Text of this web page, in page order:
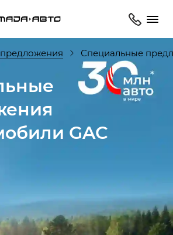
Специальные
GAC